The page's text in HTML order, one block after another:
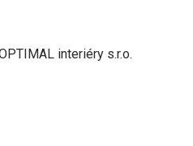
interiéry s.r.o.